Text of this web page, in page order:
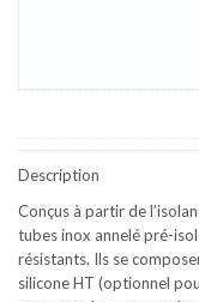
Description
Conçus à partir de
tubes inox annelé pré-
résistants. Ils se
silicone HT (optionnel